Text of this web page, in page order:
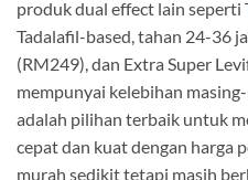
produk dual effect lain seperti
Tadalafil-based, tahan 24-36
(RM249), dan Extra Super
mempunyai kelebihan
adalah pilihan terbaik untuk
cepat dan kuat dengan harga
murah sedikit tetapi masih